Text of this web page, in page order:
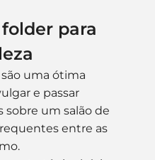
para
uma ótima
e passar
um salão de
entre as